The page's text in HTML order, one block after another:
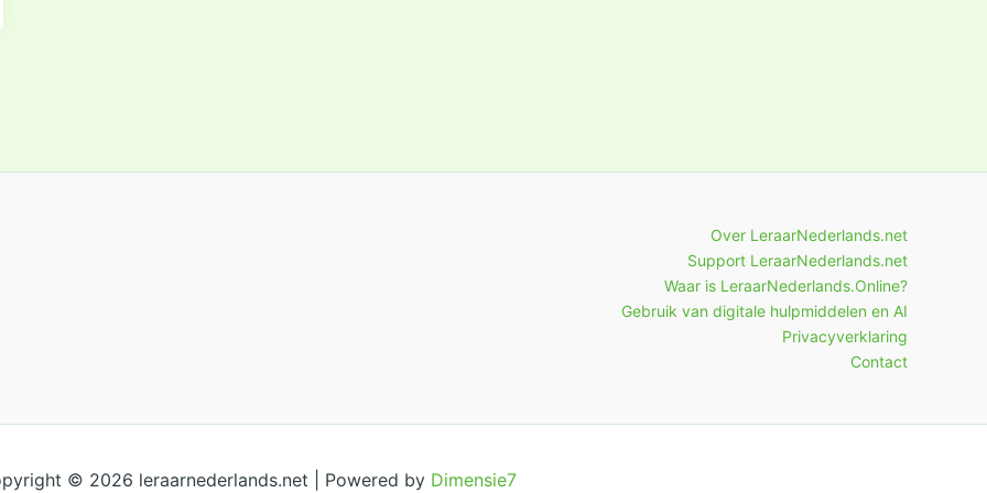
Over LeraarNederlands.net
Support LeraarNederlands.net
Waar is LeraarNederlands.Online?
Gebruik van digitale hulpmiddelen en AI
Privacyverklaring
Contact
© 2026 leraarnederlands.net | Powered by Dimensie7